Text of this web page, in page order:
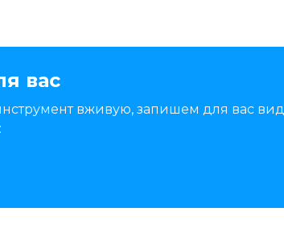
вас
вживую, запишем для вас